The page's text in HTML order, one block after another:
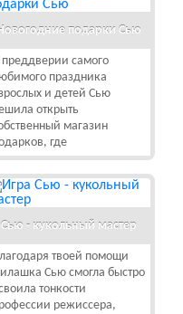
подарки Сью
преддверии самого
праздника
и детей Сью
открыть
магазин
где
Сью - кукольный мастер
твоей помощи
Сью смогла быстро
тонкости
режиссера,